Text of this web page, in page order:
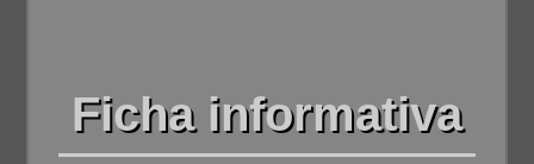
Ficha informativa